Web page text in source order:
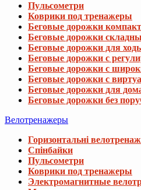
Пульсометри
Коврики под тренажеры
Беговые дорожки
Беговые дорожки
Беговые дорожки для
Беговые дорожки с
Беговые дорожки с
Беговые дорожки с
Беговые дорожки для
Беговые дорожки без
Велотренажеры
Горизонтальні
Спінбайки
Пульсометри
Коврики под тренажеры
Электромагнитные